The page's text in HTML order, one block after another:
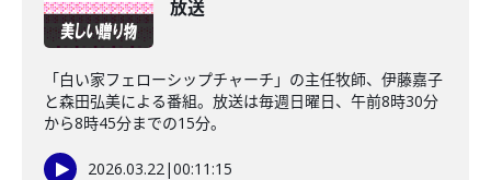
放送
「白い家フェローシップチャーチ」の主任牧師、伊藤嘉子
と森田弘美による番組。放送は毎週日曜日、午前8時30分
から8時45分までの15分。
2026.03.22|00:11:15